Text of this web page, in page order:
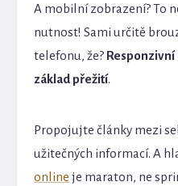
A mobilní zobrazení? To
nutnost! Sami určitě
telefonu, že?
základ přežití.
Propojujte články mezi
užitečných informací. A
online je maraton, ne